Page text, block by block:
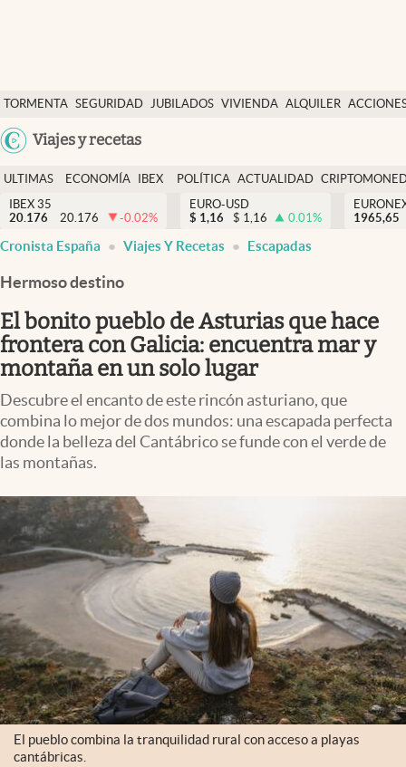
TORMENTA SEGURIDAD JUBILADOS VIVIENDA ALQUILER
USA
Viajes y recetas
Economía y finanzas
Política
Actualidad
Criptomonedas
España
ULTIMAS
NOTICIAS
ECONOMÍA
FINANZAS
IBEX
EURO
POLÍTICA ACTUALIDAD
IBEX 35
20.176
20.176 -0.02%
EURO-USD
$ 1,16 $ 1,16 0.01%
1965,65
Cronista España Viajes Y Recetas Escapadas
Hermoso destino
El bonito pueblo de Asturias que hace
frontera con Galicia: encuentra mar y
montaña en un solo lugar
Descubre el encanto de este rincón asturiano, que
combina lo mejor de dos mundos: una escapada perfecta
donde la belleza del Cantábrico se funde con el verde de
las montañas.
El pueblo combina la tranquilidad rural con acceso a playas
cantábricas.